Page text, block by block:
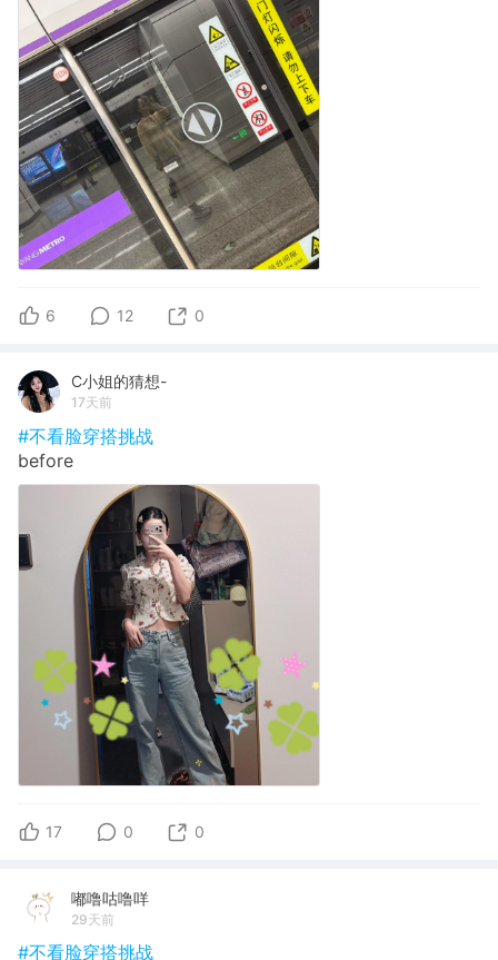
6 12 0
C小姐的猜想-
17天前
#不看脸穿搭挑战
before
17 0 0
嘟噜咕噜咩
29天前
#不看脸穿搭挑战